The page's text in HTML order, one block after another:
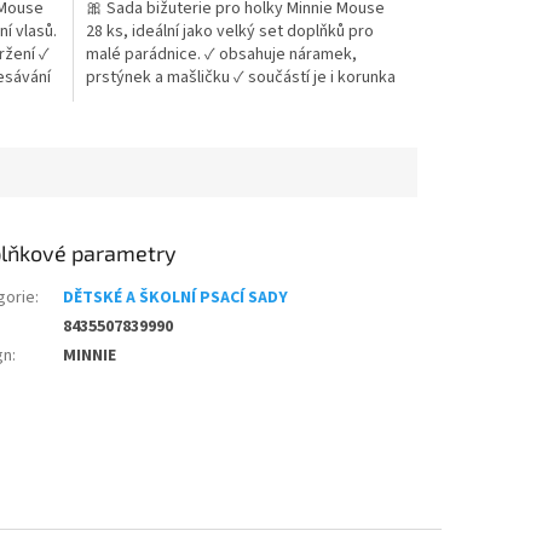
vlasů.
✓
z
5
hvězdiček.
🎀 Sada bižuterie pro holky Minnie Mouse
28 ks, ideální jako velký set doplňků pro
malé parádnice. ✓ obsahuje náramek,
prstýnek a mašličku ✓ součástí je i korunka
parametry
:
DĚTSKÉ A ŠKOLNÍ PSACÍ SADY
8435507839990
: MINNIE